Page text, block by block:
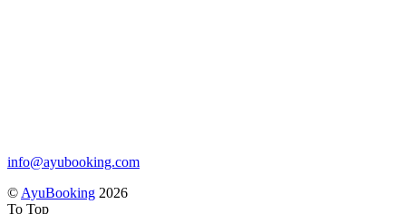
info@ayubooking.com
© AyuBooking 2026
To Top